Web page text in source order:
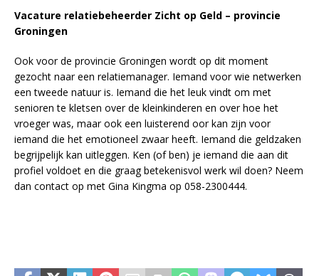
Vacature relatiebeheerder Zicht op Geld – provincie
Groningen
Ook voor de provincie Groningen wordt op dit moment
gezocht naar een relatiemanager. Iemand voor wie netwerken
een tweede natuur is. Iemand die het leuk vindt om met
senioren te kletsen over de kleinkinderen en over hoe het
vroeger was, maar ook een luisterend oor kan zijn voor
iemand die het emotioneel zwaar heeft. Iemand die geldzaken
begrijpelijk kan uitleggen. Ken (of ben) je iemand die aan dit
profiel voldoet en die graag betekenisvol werk wil doen? Neem
dan contact op met Gina Kingma op 058-2300444.